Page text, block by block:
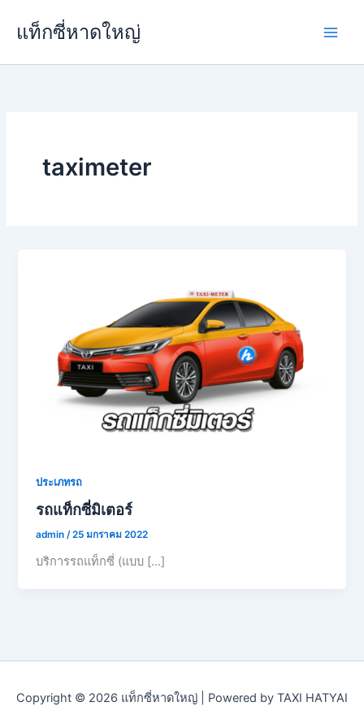
แท็กซี่หาดใหญ่
taximeter
ประเภทรถ
รถแท็กซี่มิเตอร์
admin/25 มกราคม 2022
บริการรถแท็กซี่ (แบบ […]
Copyright © 2026 แท็กซี่หาดใหญ่ | Powered by TAXI HATYAI